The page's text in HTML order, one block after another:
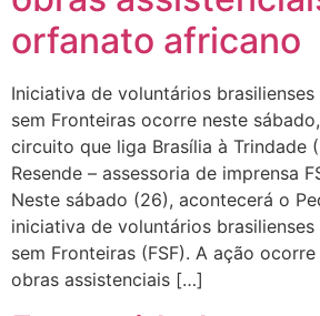
orfanato africano
Iniciativa de voluntários
sem Fronteiras ocorre neste
circuito que liga Brasília à Trindade
Resende – assessoria de imprensa
Neste sábado (26), acontecerá o
iniciativa de voluntários
sem Fronteiras (FSF). A ação
obras assistenciais […]